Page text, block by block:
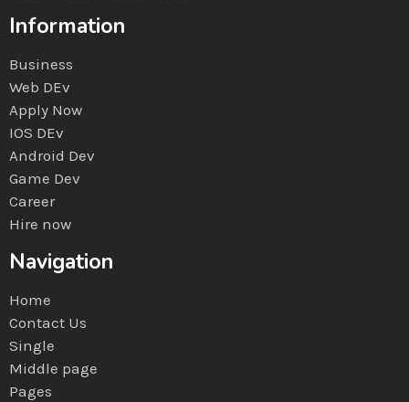
Information
Business
Web DEv
Apply Now
IOS DEv
Android Dev
Game Dev
Career
Hire now
Navigation
Home
Contact Us
Single
Middle page
Pages